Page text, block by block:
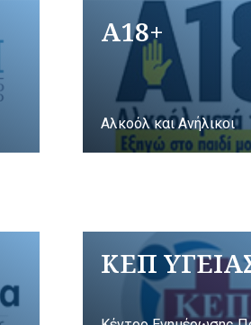
A18+
Αλκοόλ και Ανήλικοι
ΚΕΠ